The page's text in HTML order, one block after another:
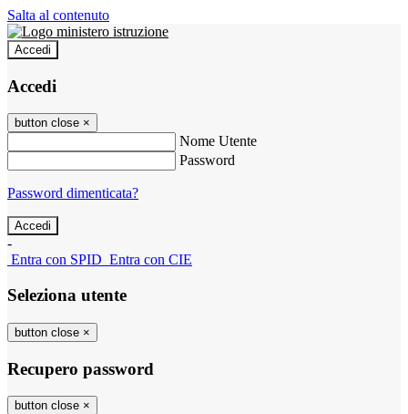
Salta al contenuto
Accedi
Accedi
button close ×
Nome Utente
Password
Password dimenticata?
-
Entra con SPID Entra con CIE
Seleziona utente
button close ×
Recupero password
button close ×